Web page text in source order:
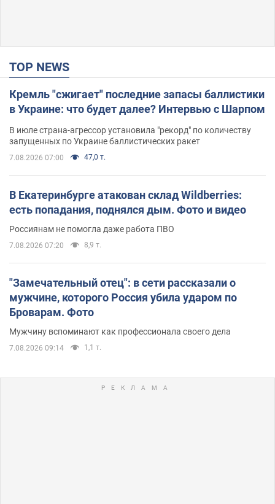
TOP NEWS
Кремль "сжигает" последние запасы баллистики
в Украине: что будет далее? Интервью с Шарпом
В июле страна-агрессор установила "рекорд" по количеству
запущенных по Украине баллистических ракет
7.08.2026 07:00 47,0 т.
В Екатеринбурге атакован склад Wildberries:
есть попадания, поднялся дым. Фото и видео
Россиянам не помогла даже работа ПВО
7.08.2026 07:20 8,9 т.
"Замечательный отец": в сети рассказали о
мужчине, которого Россия убила ударом по
Броварам. Фото
Мужчину вспоминают как профессионала своего дела
7.08.2026 09:14 1,1 т.